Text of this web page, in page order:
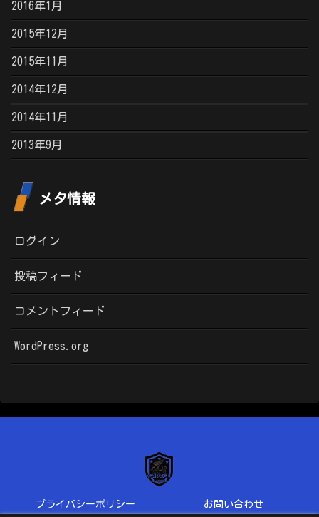
2016年1月
2015年12月
2015年11月
2014年12月
2014年11月
2013年9月
メタ情報
ログイン
投稿フィード
コメントフィード
WordPress.org
プライバシーポリシー お問い合わせ